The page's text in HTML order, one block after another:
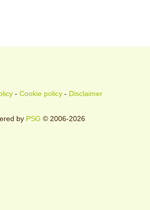
- Cookie policy- Disclaimer
by PSG © 2006-2026